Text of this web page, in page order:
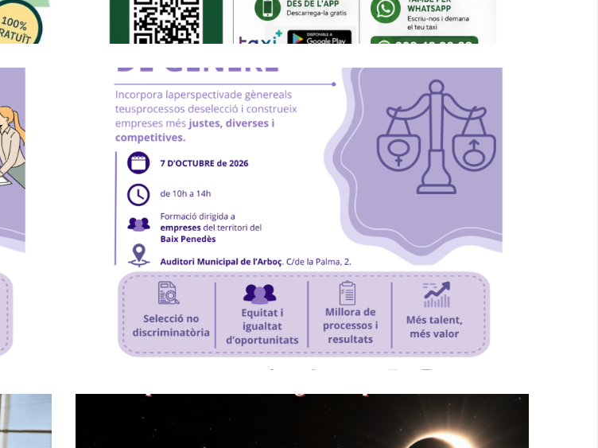
Formació "RRHH I Selecció Amb Perspectiva De
Gènere"
P. econòmica